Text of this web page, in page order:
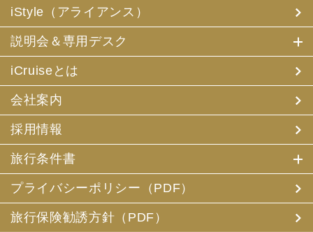
3. お客様個人情報の第三者への提供
(1) 当社は、お申込みいただいた旅行サービスの手配及び
それらのサービスの受領のための手続に必要な範囲内、ま
保険の手続き上必要な範囲内で、それら運送・宿泊機関、
保険会社等に対し、お客様の氏名、性別、年齢、住所、電
話番号またはメールアドレス、パスポート番号、クレジッ
トカード番号を電磁的方法等で送付することにより提供い
(2) 当社は、旅行先でのお客様のお買い物等の便宜のた
め、当社の保有するお客様の個人データを土産物店に提供
することがあります。この場合、お客様の氏名、パスポー
ト番号及び搭乗される航空便名等に係る個人データを、予
め電磁的方法等で送付することによって提供いたします。
お客様の旅行中の連絡先の方の個人情報をお伺いすること
があります。この個人情報は、お客様に疾病等があった場
iStyle（アライアンス）
説明会＆専用デスク
iCruiseとは
会社案内
採用情報
旅行条件書
プライバシーポリシー（PDF）
旅行保険勧誘方針（PDF）